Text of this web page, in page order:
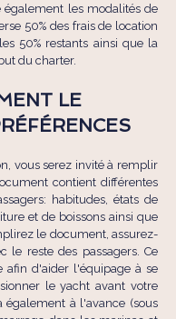
également les modalités de
50% des frais de location
50% restants ainsi que la
du charter.
LE
vous serez invité à remplir
contient différentes
habitudes, états de
et de boissons ainsi que
le document, assurez-
le reste des passagers. Ce
afin d'aider l'équipage à se
le yacht avant votre
également à l'avance (sous